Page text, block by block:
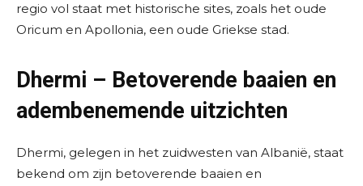
regio vol staat met historische sites, zoals het oude
Oricum en Apollonia, een oude Griekse stad.
Dhermi – Betoverende baaien en
adembenemende uitzichten
Dhermi, gelegen in het zuidwesten van Albanië, staat
bekend om zijn betoverende baaien en